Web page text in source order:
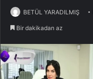
BETÜL YARADILMIŞ
Bir dakikadan az